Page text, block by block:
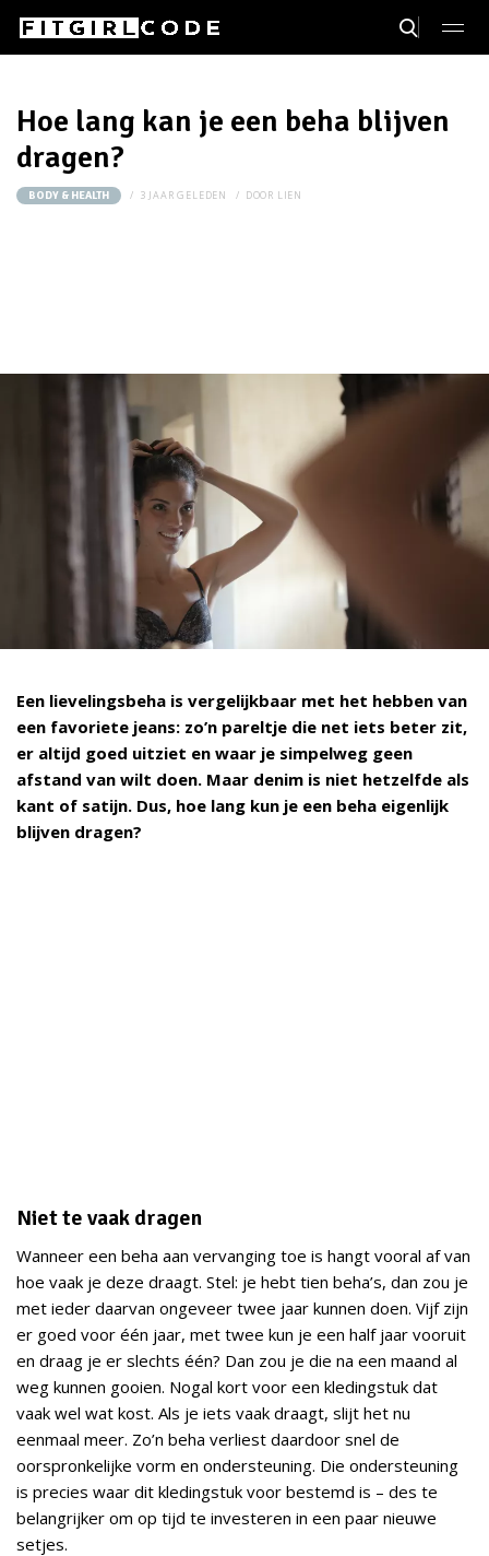
Hoe lang kan je een beha blijven
dragen?
BODY & HEALTH 3 JAAR GELEDEN DOOR LIEN
Een lievelingsbeha is vergelijkbaar met het hebben van
een favoriete jeans: zo’n pareltje die net iets beter zit,
er altijd goed uitziet en waar je simpelweg geen
afstand van wilt doen. Maar denim is niet hetzelfde als
kant of satijn. Dus, hoe lang kun je een beha eigenlijk
blijven dragen?
Niet te vaak dragen
Wanneer een beha aan vervanging toe is hangt vooral af van
hoe vaak je deze draagt. Stel: je hebt tien beha’s, dan zou je
met ieder daarvan ongeveer twee jaar kunnen doen. Vijf zijn
er goed voor één jaar, met twee kun je een half jaar vooruit
en draag je er slechts één? Dan zou je die na een maand al
weg kunnen gooien. Nogal kort voor een kledingstuk dat
vaak wel wat kost. Als je iets vaak draagt, slijt het nu
eenmaal meer. Zo’n beha verliest daardoor snel de
oorspronkelijke vorm en ondersteuning. Die ondersteuning
is precies waar dit kledingstuk voor bestemd is – des te
belangrijker om op tijd te investeren in een paar nieuwe
setjes.